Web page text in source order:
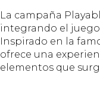
La campaña
integrando el juego
Inspirado en la
ofrece una
elementos que